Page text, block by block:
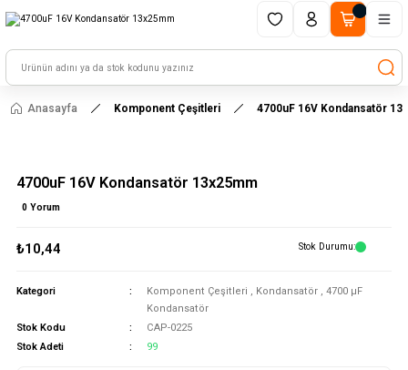
HAYAL ET - TASARLA - ÇALIŞTIR
Anasayfa Komponent Çeşitleri 4700uF 16V Kondansatör
4700uF 16V Kondansatör 13x25mm
0 Yorum
₺10,44 Stok Durumu
Kategori Komponent Çeşitleri , Kondansatör , 4700 μF
Kondansatör
Stok Kodu
CAP-0225
Stok Adeti
99